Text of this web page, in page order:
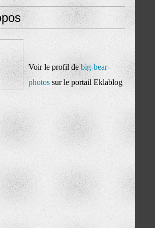
Voir le profil debig-bear-
photossur le portail Eklablog